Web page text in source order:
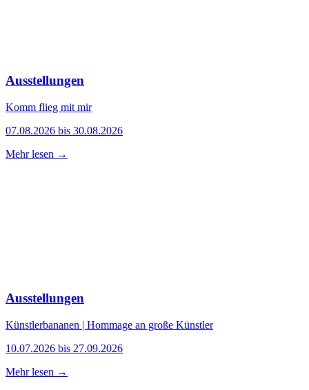
Ausstellungen
Komm flieg mit mir
07.08.2026 bis 30.08.2026
Mehr lesen →
Ausstellungen
Künstlerbananen | Hommage an große Künstler
10.07.2026 bis 27.09.2026
Mehr lesen →